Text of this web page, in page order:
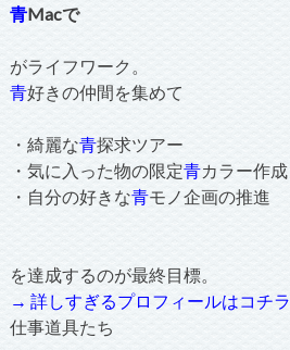
青Macで
がライフワーク。
青好きの仲間を集めて
・綺麗な青探求ツアー
・気に入った物の限定青カラー作成
・自分の好きな青モノ企画の推進
を達成するのが最終目標。
→ 詳しすぎるプロフィールはコチラ
仕事道具たち